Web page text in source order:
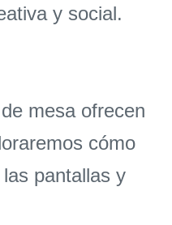
y social.
mesa ofrecen
cómo
pantallas y